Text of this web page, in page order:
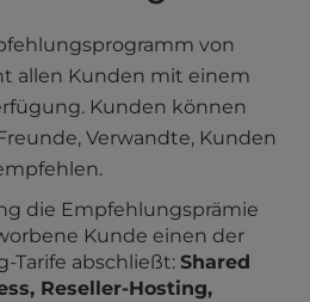
von
allen Kunden mit einem
Kunden können
Verwandte, Kunden
die Empfehlungsprämie
Kunde einen der
Tarife abschließt: Shared
Reseller-Hosting,